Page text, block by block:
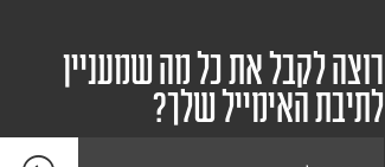
רוצה לקבל את כל מה שמעניין
לתיבת האימייל שלך?